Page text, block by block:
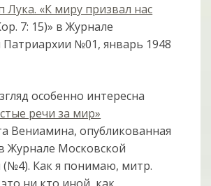
Лука. «К миру призвал нас
7: 15)» в Журнале
№01, январь 1948
особенно интересна
речи за мир»
Вениамина, опубликованная
Журнале Московской
(№4). Как я понимаю, митр.